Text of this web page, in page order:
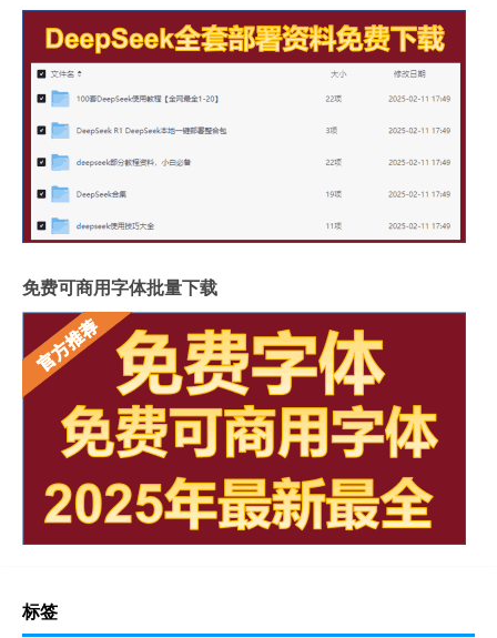
免费可商用字体批量下载
标签